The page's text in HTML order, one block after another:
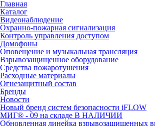
Главная
Каталог
Видеонаблюдение
Охранно-пожарная сигнализация
Контроль управления доступом
Домофоны
Оповещение и музыкальная трансляция
Взрывозащищенное оборудование
Средства пожаротушения
Расходные материалы
Огнезащитный состав
Бренды
Новости
Новый бренд систем безопасности iFLOW
МИГ® - 09 на складе В НАЛИЧИИ
Обновленная линейка взрывозащищенных